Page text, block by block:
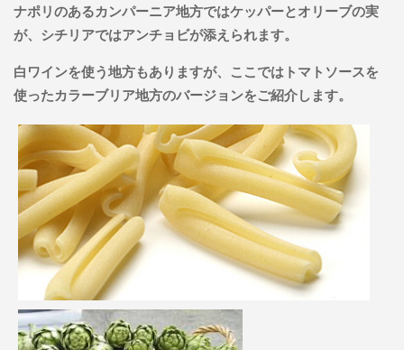
ナポリのあるカンパーニア地方ではケッパーとオリーブの実
が、シチリアではアンチョビが添えられます。
白ワインを使う地方もありますが、ここではトマトソースを
使ったカラーブリア地方のバージョンをご紹介します。